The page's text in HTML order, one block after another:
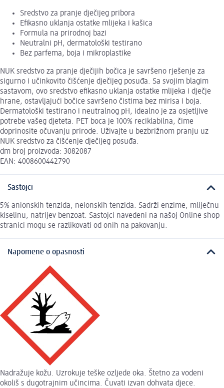
Sredstvo za pranje dječijeg pribora
Efikasno uklanja ostatke mlijeka i kašica
Formula na prirodnoj bazi
Neutralni pH, dermatološki testirano
Bez parfema, boja i mikroplastike
NUK sredstvo za pranje dječijih bočica je savršeno rješenje za
sigurno i učinkovito čišćenje dječijeg posuđa. Sa svojim blagim
sastavom, ovo sredstvo efikasno uklanja ostatke mlijeka i dječje
hrane, ostavljajući bočice savršeno čistima bez mirisa i boja.
Dermatološki testirano i neutralnog pH, idealno je za osjetljive
potrebe vašeg djeteta. PET boca je 100% reciklabilna, čime
doprinosite očuvanju prirode. Uživajte u bezbrižnom pranju uz
NUK sredstvo za čišćenje dječijeg posuđa.
dm broj proizvoda: 3082087
EAN: 4008600442790
Sastojci
5% anionskih tenzida, neionskih tenzida. Sadrži enzime, mliječnu
kiselinu, natrijev benzoat. Sastojci navedeni na našoj Online shop
stranici mogu se razlikovati od onih na pakovanju.
Napomene o opasnosti
Nadražuje kožu. Uzrokuje teške ozljede oka. Štetno za vodeni
okoliš s dugotrajnim učincima. Čuvati izvan dohvata djece.